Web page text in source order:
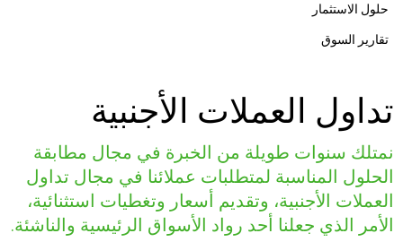
حلول الاستثمار
تقارير السوق
تداول العملات الأجنبية
نمتلك سنوات طويلة من الخبرة في مجال مطابقة
الحلول المناسبة لمتطلبات عملائنا في مجال تداول
العملات الأجنبية، وتقديم أسعار وتغطيات استثنائية،
الأمر الذي جعلنا أحد رواد الأسواق الرئيسية والناشئة.